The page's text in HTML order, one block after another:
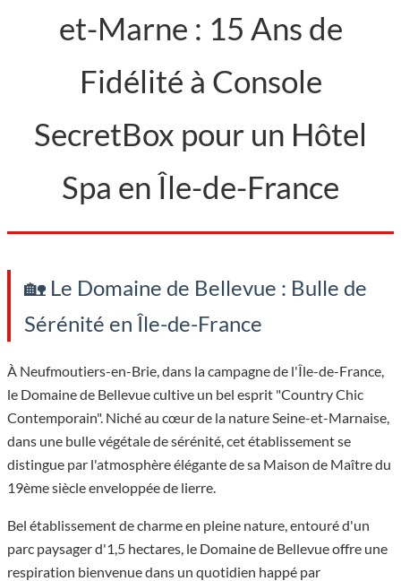
et-Marne : 15 Ans de
Fidélité à Console
SecretBox pour un Hôtel
Spa en Île-de-France
🏡 Le Domaine de Bellevue : Bulle de
Sérénité en Île-de-France
À Neufmoutiers-en-Brie, dans la campagne de l'Île-de-France,
le Domaine de Bellevue cultive un bel esprit "Country Chic
Contemporain". Niché au cœur de la nature Seine-et-Marnaise,
dans une bulle végétale de sérénité, cet établissement se
distingue par l'atmosphère élégante de sa Maison de Maître du
19ème siècle enveloppée de lierre.
Bel établissement de charme en pleine nature, entouré d'un
parc paysager d'1,5 hectares, le Domaine de Bellevue offre une
respiration bienvenue dans un quotidien happé par